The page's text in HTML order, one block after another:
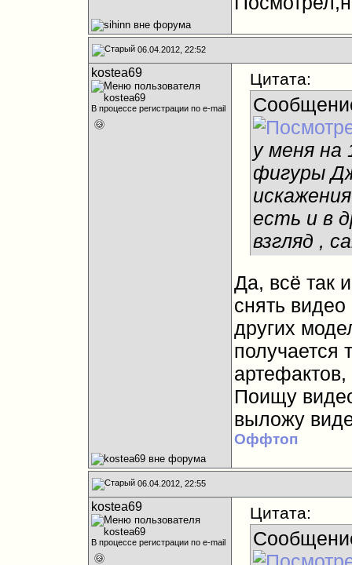
06.04.2012, 22:52
kostea69
В процессе регистрации по e-mail
Цитата:
у меня на
фигуры
есть и в
взгляд ,
Да, всё так
снять
других
получается
Поищу
выложу
Оффтоп
06.04.2012, 22:55
kostea69
В процессе регистрации по e-mail
Цитата: